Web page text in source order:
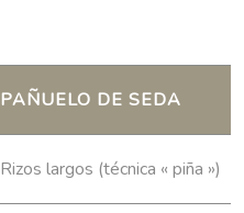
PAÑUELO DE SEDA
Rizos largos (técnica « piña »)